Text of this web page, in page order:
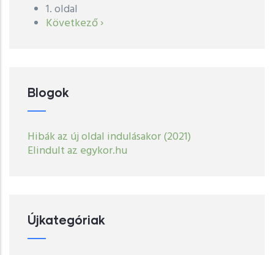
Oldalszámozás
1. oldal
Következő
Következő ›
Blogok
Hibák az új oldal indulásakor (2021)
Elindult az egykor.hu
Újkategóriak